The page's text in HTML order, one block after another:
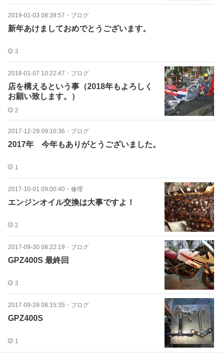
2019-01-03 08:39:57 ・ ブログ
新年あけましておめでとうございます。
3
2018-01-07 10:22:47 ・ ブログ
店を構えるという事（2018年もよろしく
お願い致します。）
2
2017-12-29 09:10:36 ・ ブログ
2017年 今年もありがとうございました。
1
2017-10-01 09:00:40 ・ 修理
エンジンオイル交換は大事ですよ！
2
2017-09-30 08:22:19 ・ ブログ
GPZ400S 最終回
3
2017-09-28 08:15:35 ・ ブログ
GPZ400S
1